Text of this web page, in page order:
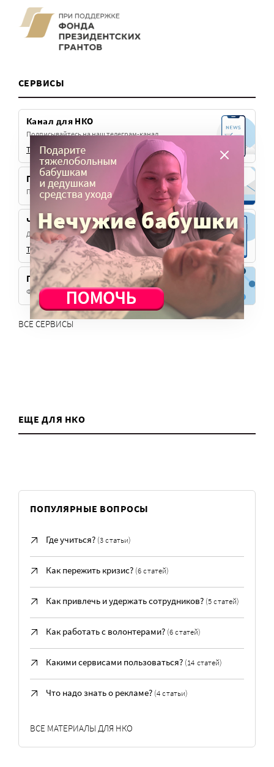
СЕРВИСЫ
Канал для НКО
Подписывайтесь на наш телеграм-канал
Telegram Max
Подписка на рассылку
Получайте эксклюзивные материалы для НКО
Чат «Благорелизы»
Делитесь своими новостями и с широкой аудиторией.
Telegram Max
Платформа Милосердия
Фандрайзинг для церковных НКО
ВСЕ СЕРВИСЫ
ЕЩЕ ДЛЯ НКО
ПОПУЛЯРНЫЕ ВОПРОСЫ
Где учиться? (3 статьи)
Как пережить кризис? (6 статей)
Как привлечь и удержать сотрудников? (5 статей)
Как работать с волонтерами? (6 статей)
Какими сервисами пользоваться? (14 статей)
Что надо знать о рекламе? (4 статьи)
ВСЕ МАТЕРИАЛЫ ДЛЯ НКО